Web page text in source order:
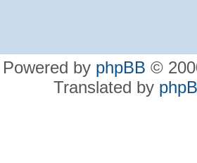
Powered by phpBB ©
Translated by